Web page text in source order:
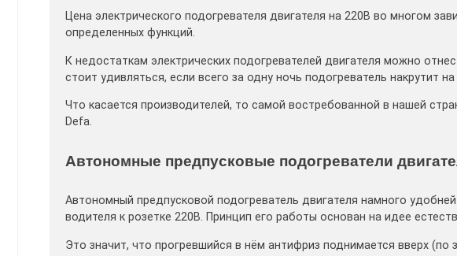
Цена электрического подогревателя двигателя на 220В во многом
определенных функций.
К недостаткам электрических подогревателей двигателя можно
стоит удивляться, если всего за одну ночь подогреватель накрутит
Что касается производителей, то самой востребованной в нашей
Defa.
Автономные предпусковые подогреватели
Автономный предпусковой подогреватель двигателя намного
водителя к розетке 220В. Принцип его работы основан на идее
Это значит, что прогревшийся в нём антифриз поднимается вверх (по